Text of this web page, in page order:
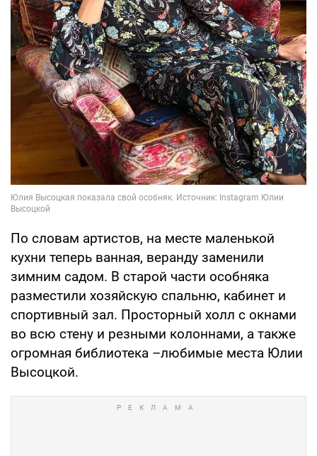
По словам артистов, на месте маленькой
кухни теперь ванная, веранду заменили
зимним садом. В старой части особняка
разместили хозяйскую спальню, кабинет и
спортивный зал. Просторный холл с окнами
во всю стену и резными колоннами, а также
огромная библиотека –любимые места Юлии
Высоцкой.